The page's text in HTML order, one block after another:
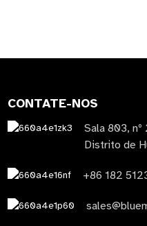
CONTATE-NOS
Sala 803,
Distrito de
+86 182